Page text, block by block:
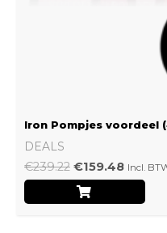
Iron Pompjes voordeel
DEALS
€239.22 €159.48 Incl.